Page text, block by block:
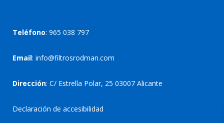
Teléfono: 965 038 797
Email: info@filtrosrodman.com
Dirección: C/ Estrella Polar, 25 03007 Alicante
Declaración de accesibilidad